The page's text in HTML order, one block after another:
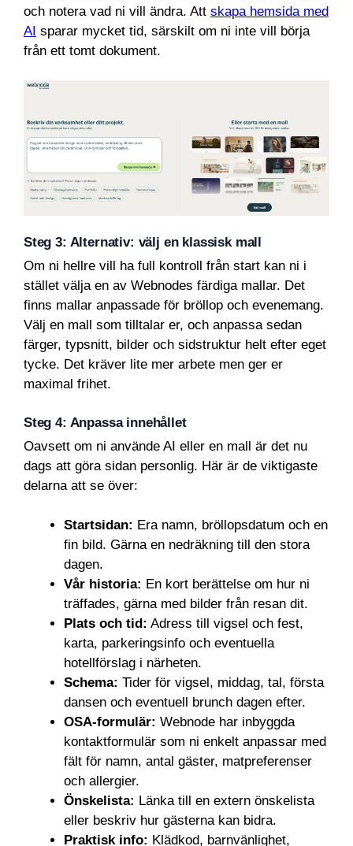
och notera vad ni vill ändra. Att skapa hemsida med
AI sparar mycket tid, särskilt om ni inte vill börja
från ett tomt dokument.
Steg 3: Alternativ: välj en klassisk mall
Om ni hellre vill ha full kontroll från start kan ni i
stället välja en av Webnodes färdiga mallar. Det
finns mallar anpassade för bröllop och evenemang.
Välj en mall som tilltalar er, och anpassa sedan
färger, typsnitt, bilder och sidstruktur helt efter eget
tycke. Det kräver lite mer arbete men ger er
maximal frihet.
Steg 4: Anpassa innehållet
Oavsett om ni använde AI eller en mall är det nu
dags att göra sidan personlig. Här är de viktigaste
delarna att se över:
Startsidan: Era namn, bröllopsdatum och en
fin bild. Gärna en nedräkning till den stora
dagen.
Vår historia: En kort berättelse om hur ni
träffades, gärna med bilder från resan dit.
Plats och tid: Adress till vigsel och fest,
karta, parkeringsinfo och eventuella
hotellförslag i närheten.
Schema: Tider för vigsel, middag, tal, första
dansen och eventuell brunch dagen efter.
OSA-formulär: Webnode har inbyggda
kontaktformulär som ni enkelt anpassar med
fält för namn, antal gäster, matpreferenser
och allergier.
Önskelista: Länka till en extern önskelista
eller beskriv hur gästerna kan bidra.
Praktisk info: Klädkod, barnvänlighet,